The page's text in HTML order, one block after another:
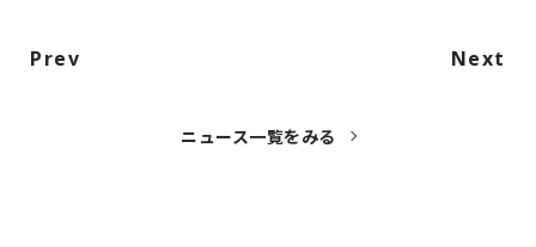
Prev Next
ニュース一覧をみる